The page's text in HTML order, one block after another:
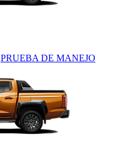
PRUEBA DE MANEJO